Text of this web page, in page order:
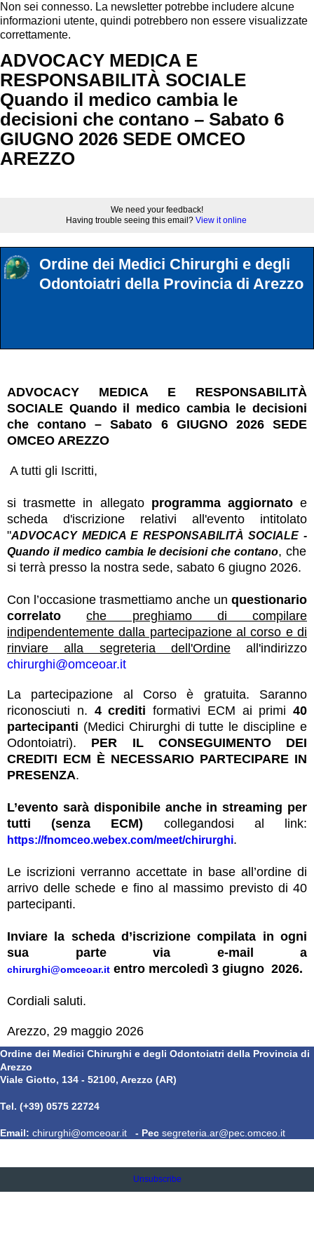
Non sei connesso. La newsletter potrebbe includere alcune
informazioni utente, quindi potrebbero non essere visualizzate
correttamente.
ADVOCACY MEDICA E
RESPONSABILITÀ SOCIALE
Quando il medico cambia le
decisioni che contano – Sabato 6
GIUGNO 2026 SEDE OMCEO
AREZZO